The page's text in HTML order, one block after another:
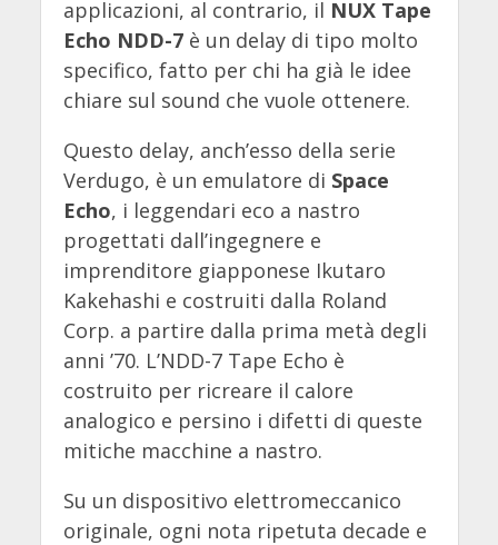
applicazioni, al contrario, il NUX Tape
Echo NDD-7è un delay di tipo molto
specifico, fatto per chi ha già le idee
chiare sul sound che vuole ottenere.
Questo delay, anch’esso della serie
Verdugo, è un emulatore di Space
Echo, i leggendari eco a nastro
progettati dall’ingegnere e
imprenditore giapponese Ikutaro
Kakehashi e costruiti dalla Roland
Corp. a partire dalla prima metà degli
anni ’70. L’NDD-7 Tape Echo è
costruito per ricreare il calore
analogico e persino i difetti di queste
mitiche macchine a nastro.
Su un dispositivo elettromeccanico
originale, ogni nota ripetuta decade e